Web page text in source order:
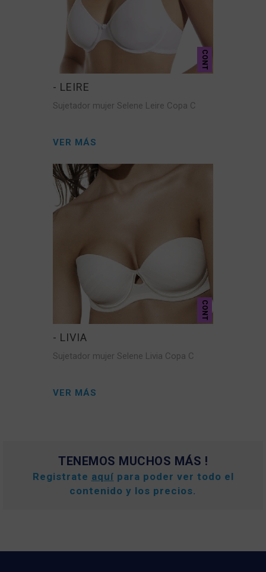
CONT
- LEIRE
Sujetador mujer Selene Leire Copa C
VER MÁS
CONT
- LIVIA
Sujetador mujer Selene Livia Copa C
VER MÁS
TENEMOS MUCHOS MÁS !
Registrate aquí para poder ver todo el
contenido y los precios.